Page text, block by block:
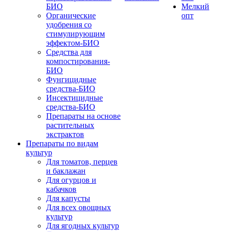
БИО
Органические
удобрения со
стимулирующим
эффектом-БИО
Средства для
компостирования-
БИО
Фунгицидные
средства-БИО
Инсектицидные
средства-БИО
Препараты на основе
растительных
экстрактов
Препараты по видам
культур
Для томатов, перцев
и баклажан
Для огурцов и
кабачков
Для капусты
Для всех овощных
культур
Для ягодных культур
Мелкий
опт